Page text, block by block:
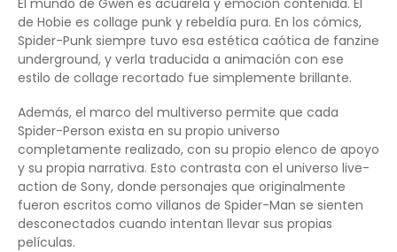
de Hobie es collage punk y rebeldía pura. En los cómics,
Spider-Punk siempre tuvo esa estética caótica de fanzine
underground, y verla traducida a animación con ese
estilo de collage recortado fue simplemente brillante.
Además, el marco del multiverso permite que cada
Spider-Person exista en su propio universo
completamente realizado, con su propio elenco de apoyo
y su propia narrativa. Esto contrasta con el universo live-
action de Sony, donde personajes que originalmente
fueron escritos como villanos de Spider-Man se sienten
desconectados cuando intentan llevar sus propias
películas.